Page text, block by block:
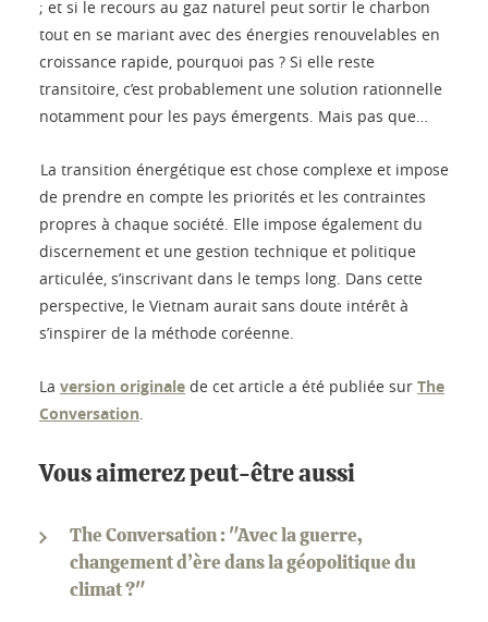
; et si le recours au gaz naturel peut sortir le charbon
tout en se mariant avec des énergies renouvelables en
croissance rapide, pourquoi pas ? Si elle reste
transitoire, c’est probablement une solution rationnelle
notamment pour les pays émergents. Mais pas que…
La transition énergétique est chose complexe et impose
de prendre en compte les priorités et les contraintes
propres à chaque société. Elle impose également du
discernement et une gestion technique et politique
articulée, s’inscrivant dans le temps long. Dans cette
perspective, le Vietnam aurait sans doute intérêt à
s’inspirer de la méthode coréenne.
La version originale de cet article a été publiée sur The
Conversation.
Vous aimerez peut-être aussi
The Conversation : "Avec la guerre,
changement d’ère dans la géopolitique du
climat ?"